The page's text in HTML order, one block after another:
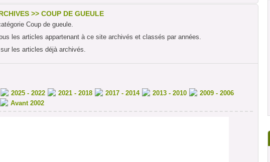
>> COUP DE GUEULE
Coup de gueule.
les articles appartenant à ce site archivés et classés par années.
les articles déjà archivés.
2025 - 2022 2021 - 2018 2017 - 2014 2013 - 2010
2009 - 2006
Avant 2002